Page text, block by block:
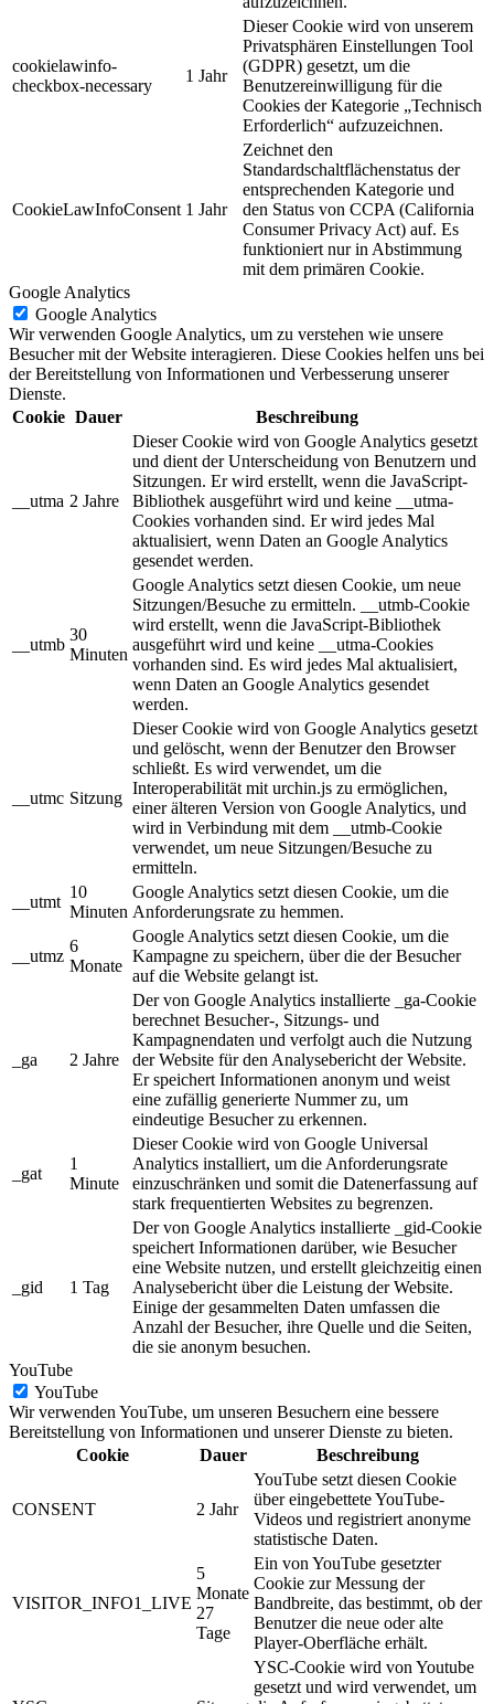
cookielawinfo-
checkbox-necessary
1 Jahr
Dieser Cookie wird von unserem
Privatsphären Einstellungen Tool
(GDPR) gesetzt, um die
Benutzereinwilligung für die
Cookies der Kategorie „Technisch
Erforderlich“ aufzuzeichnen.
CookieLawInfoConsent 1 Jahr
Zeichnet den
Standardschaltflächenstatus der
entsprechenden Kategorie und
den Status von CCPA (California
Consumer Privacy Act) auf. Es
funktioniert nur in Abstimmung
mit dem primären Cookie.
Google Analytics
Google Analytics
Wir verwenden Google Analytics, um zu verstehen wie unsere
Besucher mit der Website interagieren. Diese Cookies helfen uns bei
der Bereitstellung von Informationen und Verbesserung unserer
Dienste.
Cookie Dauer Beschreibung
__utma 2 Jahre
Dieser Cookie wird von Google Analytics gesetzt
und dient der Unterscheidung von Benutzern und
Sitzungen. Er wird erstellt, wenn die JavaScript-
Bibliothek ausgeführt wird und keine __utma-
Cookies vorhanden sind. Er wird jedes Mal
aktualisiert, wenn Daten an Google Analytics
gesendet werden.
__utmb
30
Minuten
Google Analytics setzt diesen Cookie, um neue
Sitzungen/Besuche zu ermitteln. __utmb-Cookie
wird erstellt, wenn die JavaScript-Bibliothek
ausgeführt wird und keine __utma-Cookies
vorhanden sind. Es wird jedes Mal aktualisiert,
wenn Daten an Google Analytics gesendet
werden.
__utmc Sitzung
Dieser Cookie wird von Google Analytics gesetzt
und gelöscht, wenn der Benutzer den Browser
schließt. Es wird verwendet, um die
Interoperabilität mit urchin.js zu ermöglichen,
einer älteren Version von Google Analytics, und
wird in Verbindung mit dem __utmb-Cookie
verwendet, um neue Sitzungen/Besuche zu
ermitteln.
__utmt
10
Minuten
Google Analytics setzt diesen Cookie, um die
Anforderungsrate zu hemmen.
__utmz
6
Monate
Google Analytics setzt diesen Cookie, um die
Kampagne zu speichern, über die der Besucher
auf die Website gelangt ist.
_ga 2 Jahre
Der von Google Analytics installierte _ga-Cookie
berechnet Besucher-, Sitzungs- und
Kampagnendaten und verfolgt auch die Nutzung
der Website für den Analysebericht der Website.
Er speichert Informationen anonym und weist
eine zufällig generierte Nummer zu, um
eindeutige Besucher zu erkennen.
_gat
1
Minute
Dieser Cookie wird von Google Universal
Analytics installiert, um die Anforderungsrate
einzuschränken und somit die Datenerfassung auf
stark frequentierten Websites zu begrenzen.
_gid 1 Tag
Der von Google Analytics installierte _gid-Cookie
speichert Informationen darüber, wie Besucher
eine Website nutzen, und erstellt gleichzeitig einen
Analysebericht über die Leistung der Website.
Einige der gesammelten Daten umfassen die
Anzahl der Besucher, ihre Quelle und die Seiten,
die sie anonym besuchen.
YouTube
YouTube
Wir verwenden YouTube, um unseren Besuchern eine bessere
Bereitstellung von Informationen und unserer Dienste zu bieten.
Cookie
Dauer Beschreibung
CONSENT 2 Jahr
YouTube setzt diesen Cookie
über eingebettete YouTube-
Videos und registriert anonyme
statistische Daten.
VISITOR_INFO1_LIVE
5
Monate
27
Tage
Ein von YouTube gesetzter
Cookie zur Messung der
Bandbreite, das bestimmt, ob der
Benutzer die neue oder alte
Player-Oberfläche erhält.
YSC-Cookie wird von Youtube
gesetzt und wird verwendet, um